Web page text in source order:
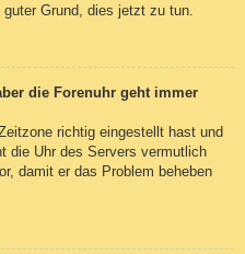
Grund, dies jetzt zu tun.
die Forenuhr geht immer
richtig eingestellt hast und
die Uhr des Servers vermutlich
damit er das Problem beheben